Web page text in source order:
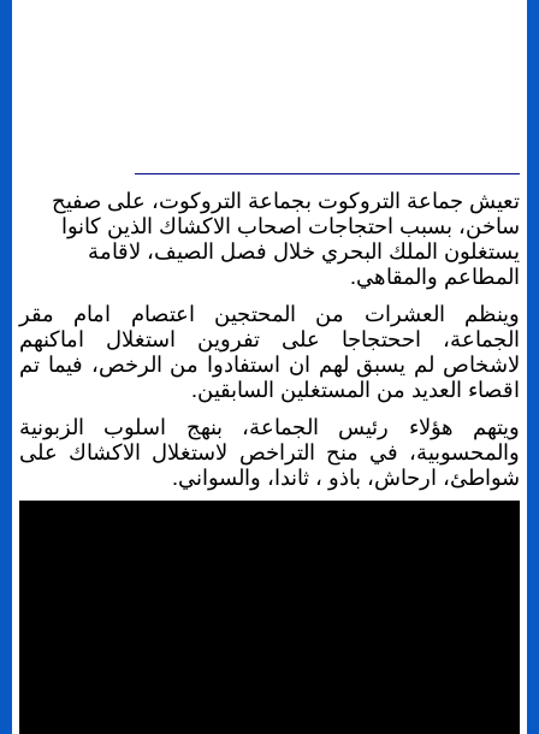
تعيش جماعة التروكوت بجماعة التروكوت، على صفيح
ساخن، بسبب احتجاجات اصحاب الاكشاك الذين كانوا
يستغلون الملك البحري خلال فصل الصيف، لاقامة
المطاعم والمقاهي.
وينظم العشرات من المحتجين اعتصام امام مقر
الجماعة، اححتجاجا على تفروين استغلال اماكنهم
لاشخاص لم يسبق لهم ان استفادوا من الرخص، فيما تم
اقصاء العديد من المستغلين السابقين.
ويتهم هؤلاء رئيس الجماعة، بنهج اسلوب الزبونية
والمحسوبية، في منح التراخص لاستغلال الاكشاك على
شواطئ، ارحاش، باذو ، ثاندا، والسواني.